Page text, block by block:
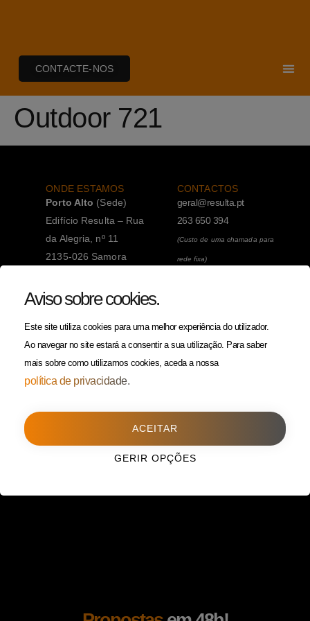
CONTACTE-NOS
Outdoor 721
ONDE ESTAMOS
Porto Alto (Sede)
Edifício Resulta – Rua
da Alegria, nº 11
2135-026 Samora
263 650 394
rede fixa)
Porto (Filial)
1588, 2º, sala 304
225 432 051
CONTACTOS
geral@resulta.pt
263 650 394
(Custo de uma chamada para
rede fixa)
Política da Privacidade
Aviso sobre cookies.
Este site utiliza cookies para uma melhor experiência do utilizador.
Ao navegar no site estará a consentir a sua utilização. Para saber
mais sobre como utilizamos cookies, aceda a nossa
política de privacidade.
ACEITAR
GERIR OPÇÕES